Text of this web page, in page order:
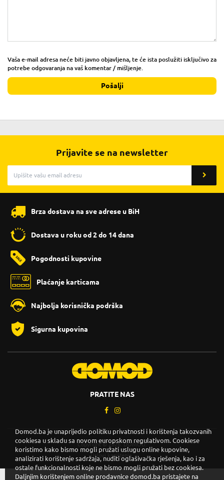
Vaša e-mail adresa neće biti javno objavljena, te će ista poslužiti isključivo za
potrebe odgovaranja na vaš komentar / mišljenje.
Pošalji
Prijavite se na newsletter
Brza dostava na sve adrese u BiH
Dostava u roku od 2 do 14 dana
Pogodnosti kupovine
Plaćanje karticama
Najbolja korisnička podrška
Sigurna kupovina
PRATITE NAS
Copyright © 2026. DOMOD.
Uslovi korištenja .
Domod.ba je unaprijedio politiku privatnosti i korištenja takozvanih
cookiesa u skladu sa novom europskom regulativom. Cookiese
koristimo kako bismo mogli pružati uslugu online kupovine,
analizirati korištenje sadržaja, nuditi oglašivačka rješenja, kao i za
ostale funkcionalnosti koje ne bismo mogli pružati bez cookiesa.
Daljnjim korištenjem online prodavnice domod.ba pristajete na